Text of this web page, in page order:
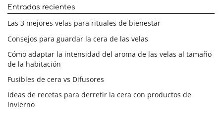
Entradas recientes
Las 3 mejores velas para rituales de bienestar
Consejos para guardar la cera de las velas
Cómo adaptar la intensidad del aroma de las velas al tamaño
de la habitación
Fusibles de cera vs Difusores
Ideas de recetas para derretir la cera con productos de
invierno